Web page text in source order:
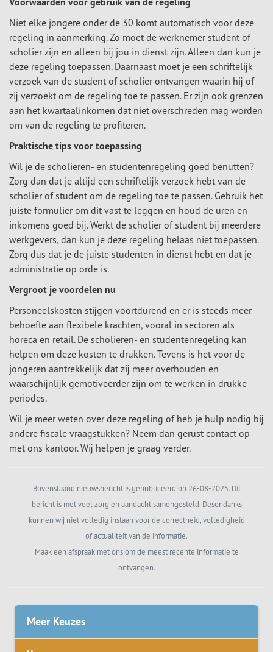
Niet elke jongere onder de 30 komt automatisch voor deze
regeling in aanmerking. Zo moet de werknemer student of
scholier zijn en alleen bij jou in dienst zijn. Alleen dan kun je
deze regeling toepassen. Daarnaast moet je een schriftelijk
verzoek van de student of scholier ontvangen waarin hij of
zij verzoekt om de regeling toe te passen. Er zijn ook grenzen
aan het kwartaalinkomen dat niet overschreden mag worden
om van de regeling te profiteren.
Praktische tips voor toepassing
Wil je de scholieren- en studentenregeling goed benutten?
Zorg dan dat je altijd een schriftelijk verzoek hebt van de
scholier of student om de regeling toe te passen. Gebruik het
juiste formulier om dit vast te leggen en houd de uren en
inkomens goed bij. Werkt de scholier of student bij meerdere
werkgevers, dan kun je deze regeling helaas niet toepassen.
Zorg dus dat je de juiste studenten in dienst hebt en dat je
administratie op orde is.
Vergroot je voordelen nu
Personeelskosten stijgen voortdurend en er is steeds meer
behoefte aan flexibele krachten, vooral in sectoren als
horeca en retail. De scholieren- en studentenregeling kan
helpen om deze kosten te drukken. Tevens is het voor de
jongeren aantrekkelijk dat zij meer overhouden en
waarschijnlijk gemotiveerder zijn om te werken in drukke
periodes.
Wil je meer weten over deze regeling of heb je hulp nodig bij
andere fiscale vraagstukken? Neem dan gerust contact op
met ons kantoor. Wij helpen je graag verder.
Bovenstaand nieuwsbericht is gepubliceerd op 26-08-2025. Dit
bericht is met veel zorg en aandacht samengesteld. Desondanks
kunnen wij niet volledig instaan voor de correctheid, volledigheid
of actualiteit van de informatie.
Maak een afspraak met ons om de meest recente informatie te
ontvangen.
Meer Keuzes